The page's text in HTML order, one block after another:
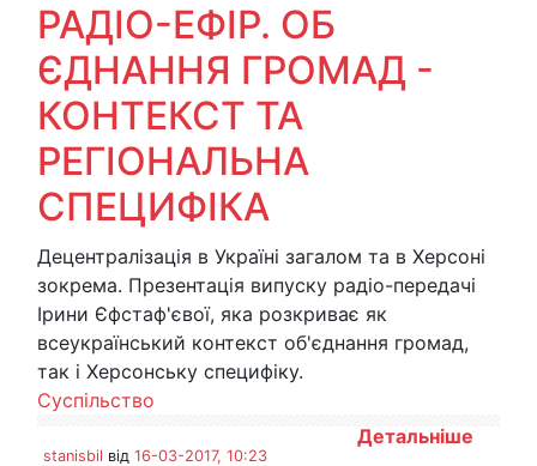
РАДІО-ЕФІР. ОБ
ЄДНАННЯ ГРОМАД -
КОНТЕКСТ ТА
РЕГІОНАЛЬНА
СПЕЦИФІКА
Децентралізація в Україні загалом та в Херсоні
зокрема. Презентація випуску радіо-передачі
Ірини Єфстаф'євої, яка розкриває як
всеукраїнський контекст об'єднання громад,
так і Херсонську специфіку.
Суспільство
Детальніше
stanisbil від 16-03-2017, 10:23